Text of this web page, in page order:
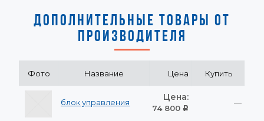
ДОПОЛНИТЕЛЬНЫЕ ТОВАРЫ ОТ
ПРОИЗВОДИТЕЛЯ
Фото Название Цена Купить
блок управления Цена:
74 800 Р
—